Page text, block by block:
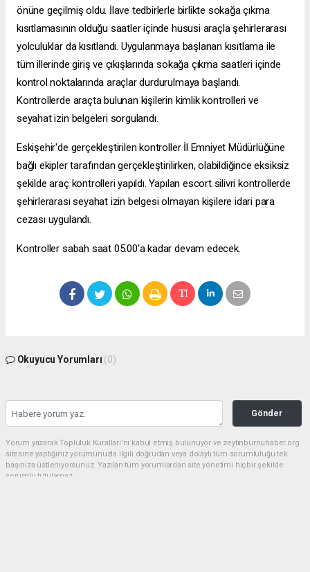
önüne geçilmiş oldu. İlave tedbirlerle birlikte sokağa çıkma
kısıtlamasının olduğu saatler içinde hususi araçla şehirlerarası
yolculuklar da kısıtlandı. Uygulanmaya başlanan kısıtlama ile
tüm illerinde giriş ve çıkışlarında sokağa çıkma saatleri içinde
kontrol noktalarında araçlar durdurulmaya başlandı.
Kontrollerde araçta bulunan kişilerin kimlik kontrolleri ve
seyahat izin belgeleri sorgulandı.
Eskişehir'de gerçekleştirilen kontroller İl Emniyet Müdürlüğüne
bağlı ekipler tarafından gerçekleştirilirken, olabildiğince eksiksiz
şekilde araç kontrolleri yapıldı. Yapılan escort silivri kontrollerde
şehirlerarası seyahat izin belgesi olmayan kişilere idari para
cezası uygulandı.
Kontroller sabah saat 05.00'a kadar devam edecek.
Okuyucu Yorumları (0)
Gönder
Yorum yazarak Topluluk Kuralları’nı kabul etmiş bulunuyor ve zeytinburnuhaber.org
sitesine yaptığınız yorumunuzla ilgili doğrudan veya dolaylı tüm sorumluluğu tek
başınıza üstleniyorsunuz. Yazılan tüm yorumlardan site yönetimi hiçbir şekilde
sorumlu tutulamaz.